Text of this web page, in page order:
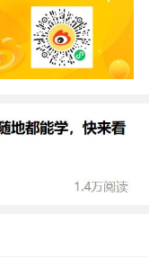
？都是很常见